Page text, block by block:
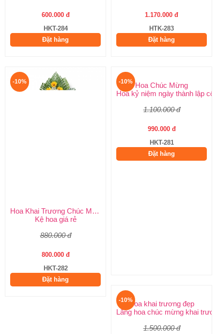
600.000 đ
HKT-284
Đặt hàng
1.170.000 đ
HTK-283
Đặt hàng
-10%
Hoa Khai Trương Chúc Mừng
Kệ hoa giá rẻ
880.000 đ
800.000 đ
HKT-282
Đặt hàng
-10%